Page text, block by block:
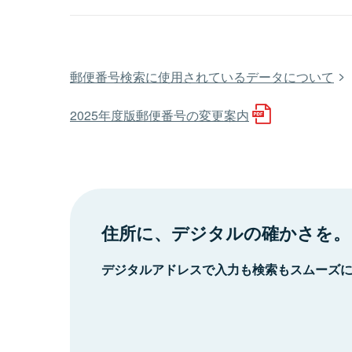
郵便番号検索に使用されているデータについて
2025年度版郵便番号の変更案内
住所に、デジタルの確かさを。
デジタルアドレスで入力も検索もスムーズ